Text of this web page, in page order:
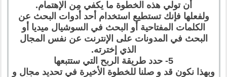
أن تولي هذه الخطوة ما يكفي مِن الإهتمام.
ولفعلها فإنك تستطيع استخدام أحد أدوات البحث عن
الكلمات المفتاحية أو البحث في السوشيال ميديا أو
البحث في المدونات على الإنترنت عن نفس المجال
الذي إخترته.
5- حدد طريقة الربح التي ستتبعها
وبهذا نكون قد و صلنا للخطوة الأخيرة في تحديد مجال و